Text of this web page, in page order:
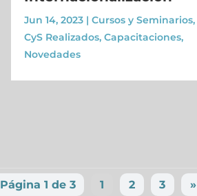
Jun 14, 2023| Cursos y Seminarios,
CyS Realizados, Capacitaciones,
Novedades
Página 1 de 3 1 2 3 »